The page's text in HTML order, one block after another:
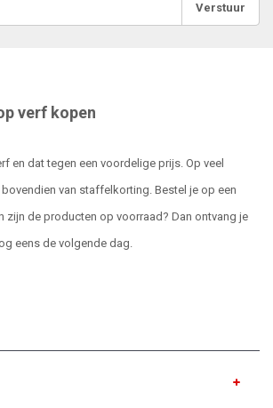
Verstuur
verf kopen
en dat tegen een voordelige prijs. Op veel
van staffelkorting. Bestel je op een
zijn de producten op voorraad? Dan ontvang je
eens de volgende dag.